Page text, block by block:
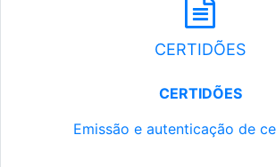
CERTIDÕES
CERTIDÕES
Emissão e autenticação de